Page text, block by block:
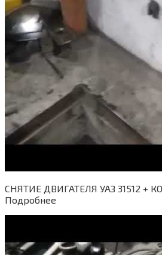
СНЯТИЕ ДВИГАТЕЛЯ УАЗ 31512 +
Подробнее